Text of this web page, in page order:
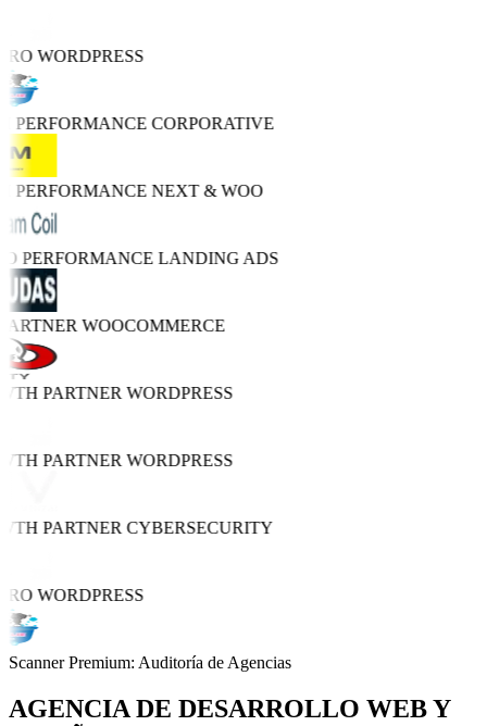
WORDPRESS
PERFORMANCECORPORATIVE
PERFORMANCENEXT & WOO
PERFORMANCELANDING ADS
WOOCOMMERCE
PARTNERWORDPRESS
PARTNERWORDPRESS
PARTNERCYBERSECURITY
WORDPRESS
Scanner Premium: Auditoría de Agencias
AGENCIA DE DESARROLLO WEB Y